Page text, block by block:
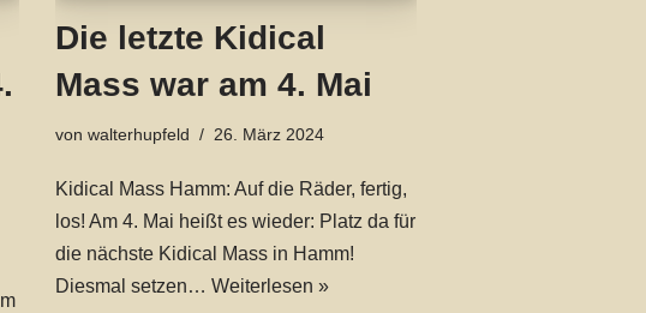
Die letzte Kidical
Mass war am 4. Mai
vonwalterhupfeld 26. März 2024
Kidical Mass Hamm: Auf die Räder, fertig,
los! Am 4. Mai heißt es wieder: Platz da für
die nächste Kidical Mass in Hamm!
Diesmal setzen…Weiterlesen »